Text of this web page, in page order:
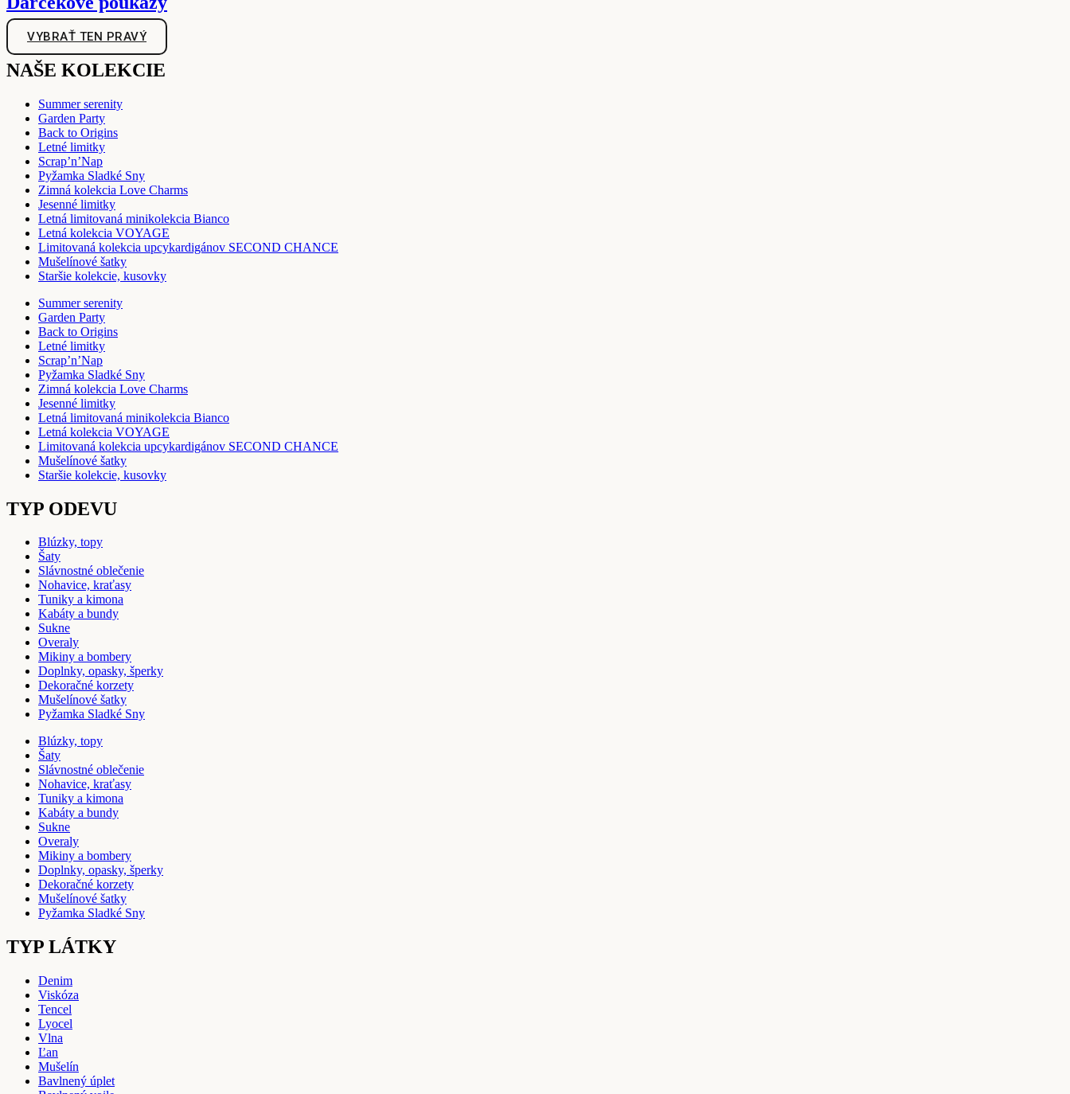
VYBRAŤ TEN PRAVÝ
NAŠE KOLEKCIE
Summer serenity
Garden Party
Back to Origins
Letné limitky
Scrap’n’Nap
Pyžamka Sladké Sny
Zimná kolekcia Love Charms
Jesenné limitky
Letná limitovaná minikolekcia Bianco
Letná kolekcia VOYAGE
Limitovaná kolekcia upcykardigánov SECOND CHANCE
Mušelínové šatky
Staršie kolekcie, kusovky
Summer serenity
Garden Party
Back to Origins
Letné limitky
Scrap’n’Nap
Pyžamka Sladké Sny
Zimná kolekcia Love Charms
Jesenné limitky
Letná limitovaná minikolekcia Bianco
Letná kolekcia VOYAGE
Limitovaná kolekcia upcykardigánov SECOND CHANCE
Mušelínové šatky
Staršie kolekcie, kusovky
TYP ODEVU
Blúzky, topy
Šaty
Slávnostné oblečenie
Nohavice, kraťasy
Tuniky a kimona
Kabáty a bundy
Sukne
Overaly
Mikiny a bombery
Doplnky, opasky, šperky
Dekoračné korzety
Mušelínové šatky
Pyžamka Sladké Sny
Blúzky, topy
Šaty
Slávnostné oblečenie
Nohavice, kraťasy
Tuniky a kimona
Kabáty a bundy
Sukne
Overaly
Mikiny a bombery
Doplnky, opasky, šperky
Dekoračné korzety
Mušelínové šatky
Pyžamka Sladké Sny
TYP LÁTKY
Denim
Viskóza
Tencel
Lyocel
Vlna
Ľan
Mušelín
Bavlnený úplet